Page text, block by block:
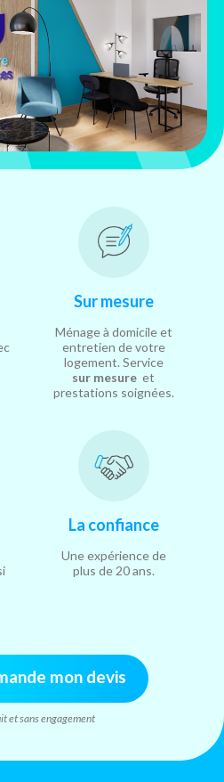
Sur mesure
Ménage à domicile et
entretien de votre
logement. Service
sur mesure et
prestations soignées.
La confiance
Une expérience de
plus de 20 ans.
mon devis
et sans engagement